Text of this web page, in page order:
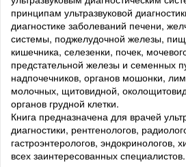
принципам ультразвуковой
диагностике заболеваний печени,
системы, поджелудочной железы,
кишечника, селезенки, почек,
предстательной железы и семенных
надпочечников, органов мошонки,
молочных, щитовидной,
органов грудной клетки.
Книга предназначена для врачей
диагностики, рентгенологов,
гастроэнтерологов, эндокринологов,
всех заинтересованных специалистов.